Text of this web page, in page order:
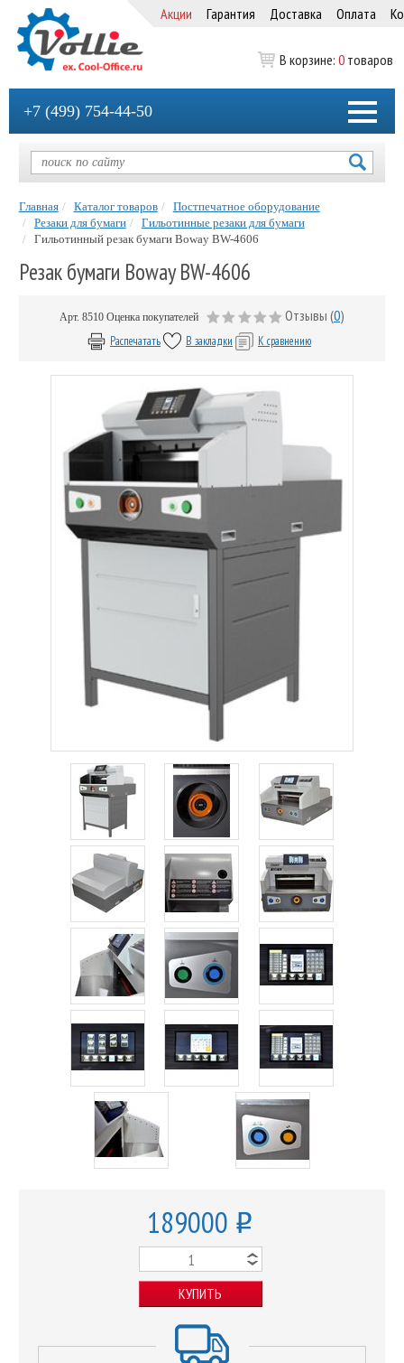
Акции Гарантия Доставка Оплата
В корзине: 0 товаров
+7 (499) 754-44-50
Главная Каталог товаров
Постпечатное оборудование
Резаки для бумаги
Гильотинные резаки для бумаги
Гильотинный резак бумаги Boway BW-4606
Резак бумаги Boway BW-4606
Арт. 8510 Оценка покупателей Отзывы (0)
Распечатать В закладки К сравнению
189000 o
КУПИТЬ